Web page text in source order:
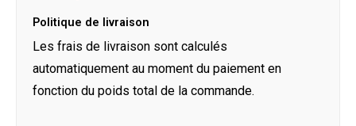
Politique de livraison
Les frais de livraison sont calculés
automatiquement au moment du paiement en
fonction du poids total de la commande.